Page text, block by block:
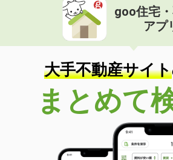
価 格
住 所
香川県善通寺市
専有面積 55.2m²
間取り
2LDK
香川県高松市十川東町
価 格
4.75万円
香川県高松市十
42.11m²
間取り
1LDK
goo住宅
アプ
大手不動産サイト
まとめて